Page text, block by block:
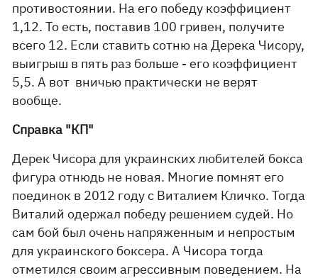
противостоянии. На его победу коэффициент
1,12. То есть, поставив 100 гривен, получите
всего 12. Если ставить сотню на Дерека Чисору,
выигрыш в пять раз больше - его коэффициент
5,5. А вот вничью практически не верят
вообще.
Справка "КП"
Дерек Чисора для украинских любителей бокса
фигура отнюдь не новая. Многие помнят его
поединок в 2012 году с Виталием Кличко. Тогда
Виталий одержал победу решением судей. Но
сам бой был очень напряженным и непростым
для украинского боксера. А Чисора тогда
отметился своим агрессивным поведением. На